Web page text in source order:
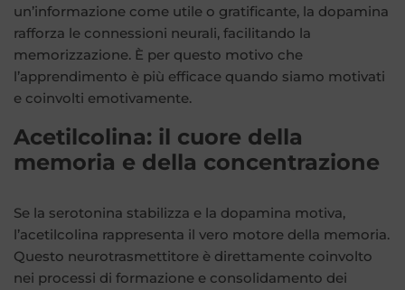
un’informazione come utile o gratificante, la dopamina
rafforza le connessioni neurali, facilitando la
memorizzazione. È per questo motivo che
l’apprendimento è più efficace quando siamo motivati
e coinvolti emotivamente.
Acetilcolina: il cuore della
memoria e della concentrazione
Se la serotonina stabilizza e la dopamina motiva,
l’acetilcolina rappresenta il vero motore della memoria.
Questo neurotrasmettitore è direttamente coinvolto
nei processi di formazione e consolidamento dei